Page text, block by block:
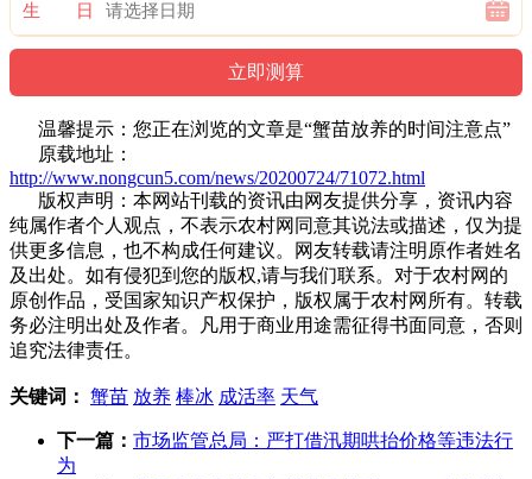
生 日
温馨提示：您正在浏览的文章是“蟹苗放养的时间注意点”
原载地址：
http://www.nongcun5.com/news/20200724/71072.html
版权声明：本网站刊载的资讯由网友提供分享，资讯内容
纯属作者个人观点，不表示农村网同意其说法或描述，仅为提
供更多信息，也不构成任何建议。网友转载请注明原作者姓名
及出处。如有侵犯到您的版权,请与我们联系。对于农村网的
原创作品，受国家知识产权保护，版权属于农村网所有。转载
务必注明出处及作者。凡用于商业用途需征得书面同意，否则
追究法律责任。
关键词： 蟹苗 放养 棒冰 成活率 天气
下一篇： 市场监管总局：严打借汛期哄抬价格等违法行
为